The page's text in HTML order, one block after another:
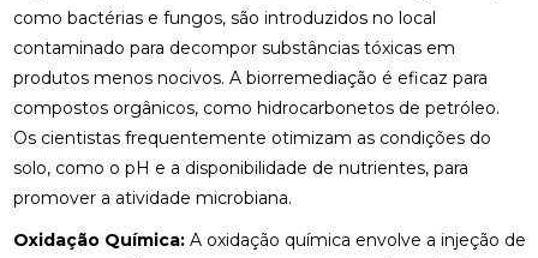
como bactérias e fungos, são introduzidos no local
contaminado para decompor substâncias tóxicas em
produtos menos nocivos. A biorremediação é eficaz para
compostos orgânicos, como hidrocarbonetos de petróleo.
Os cientistas frequentemente otimizam as condições do
solo, como o pH e a disponibilidade de nutrientes, para
promover a atividade microbiana.
Oxidação Química:A oxidação química envolve a injeção de